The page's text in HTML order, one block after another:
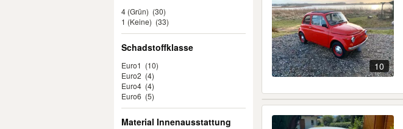
4 (Grün) (30)
1 (Keine) (33)
Schadstoffklasse
Euro1 (10)
Euro2 (4)
Euro4 (4)
Euro6 (5)
Material Innenausstattung
10